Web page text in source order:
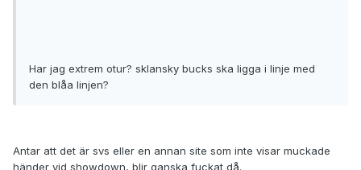
Har jag extrem otur? sklansky bucks ska ligga i linje med
den blåa linjen?
Antar att det är svs eller en annan site som inte visar muckade
händer vid showdown, blir ganska fuckat då.